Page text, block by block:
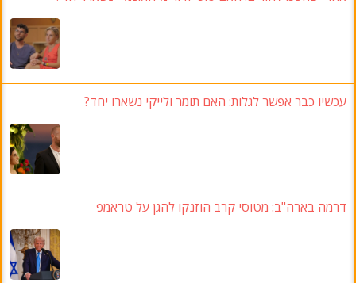
עכשיו כבר אפשר לגלות: האם תומר ולייקי נשארו יחד?
דרמה בארה"ב: מטוסי קרב הוזנקו להגן על טראמפ